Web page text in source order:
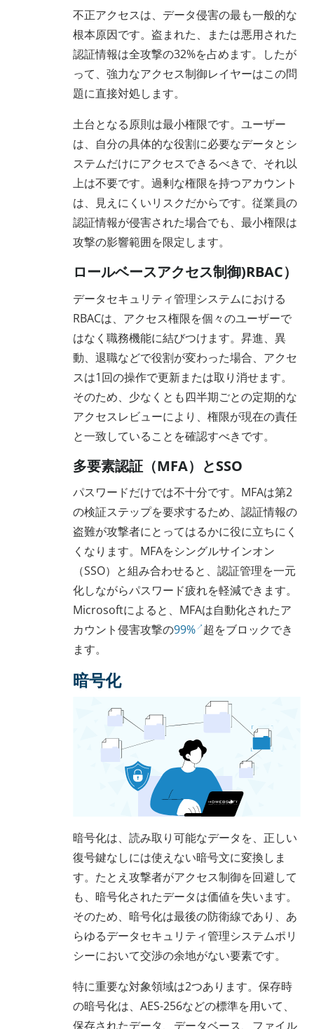
不正アクセスは、データ侵害の最も一般的な
根本原因です。盗まれた、または悪用された
認証情報は全攻撃の32%を占めます。したが
って、強力なアクセス制御レイヤーはこの問
題に直接対処します。
土台となる原則は最小権限です。ユーザー
は、自分の具体的な役割に必要なデータとシ
ステムだけにアクセスできるべきで、それ以
上は不要です。過剰な権限を持つアカウント
は、見えにくいリスクだからです。従業員の
認証情報が侵害された場合でも、最小権限は
攻撃の影響範囲を限定します。
ロールベースアクセス制御)RBAC）
データセキュリティ管理システムにおける
RBACは、アクセス権限を個々のユーザーで
はなく職務機能に結びつけます。昇進、異
動、退職などで役割が変わった場合、アクセ
スは1回の操作で更新または取り消せます。
そのため、少なくとも四半期ごとの定期的な
アクセスレビューにより、権限が現在の責任
と一致していることを確認すべきです。
多要素認証（MFA）とSSO
パスワードだけでは不十分です。MFAは第2
の検証ステップを要求するため、認証情報の
盗難が攻撃者にとってはるかに役に立ちにく
くなります。MFAをシングルサインオン
（SSO）と組み合わせると、認証管理を一元
化しながらパスワード疲れを軽減できます。
Microsoftによると、MFAは自動化されたア
カウント侵害攻撃の99% 超をブロックでき
ます。
暗号化
暗号化は、読み取り可能なデータを、正しい
復号鍵なしには使えない暗号文に変換しま
す。たとえ攻撃者がアクセス制御を回避して
も、暗号化されたデータは価値を失います。
そのため、暗号化は最後の防衛線であり、あ
らゆるデータセキュリティ管理システムポリ
シーにおいて交渉の余地がない要素です。
特に重要な対象領域は2つあります。保存時
の暗号化は、AES-256などの標準を用いて、
保存されたデータ、データベース、ファイル